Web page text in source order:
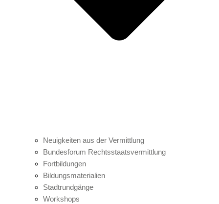
Neuigkeiten aus der Vermittlung
Bundesforum Rechtsstaatsvermittlung
Fortbildungen
Bildungsmaterialien
Stadtrundgänge
Workshops